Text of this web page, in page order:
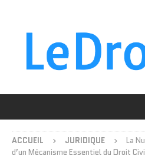
ACCUEIL JURIDIQUE
La
d’un Mécanisme Essentiel du Droit